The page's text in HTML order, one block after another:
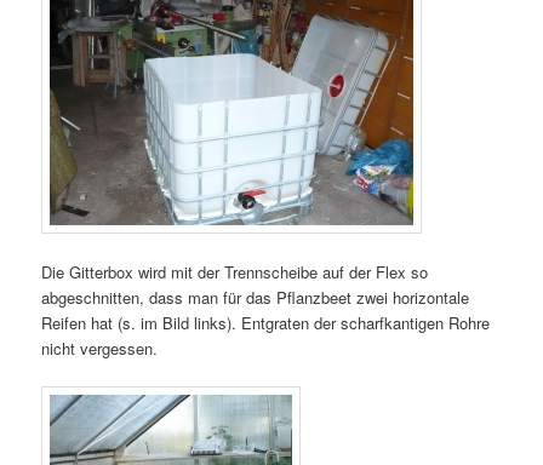
Die Gitterbox wird mit der Trennscheibe auf der Flex so
abgeschnitten, dass man für das Pflanzbeet zwei horizontale
Reifen hat (s. im Bild links). Entgraten der scharfkantigen Rohre
nicht vergessen.